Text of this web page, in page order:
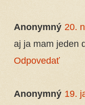
Anonymný 20.
aj ja mam jeden
Odpovedať
Anonymný 19.